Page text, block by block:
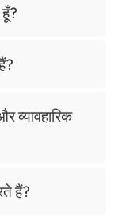
व्यावहारिक
हैं?